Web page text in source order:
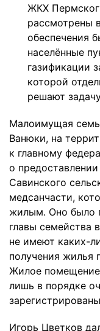
ЖКХ
рассмотрены
обеспечения
населённые
газификации
которой
решают
Малоимущая
Ванюки, на
к главному
о
Савинского
медсанчасти,
жилым. Оно было
главы семейства
не имеют каких-
получения жилья
Жилое
лишь в порядке
Игорь Цветков